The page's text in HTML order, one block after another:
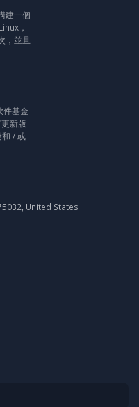
建一個
，
，並且
件基金
新版
和 / 或
United States